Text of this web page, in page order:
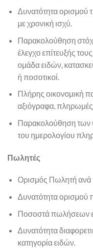
Δυνατότητα ορισμού
με χρονική ισχύ.
Παρακολούθηση
έλεγχο επίτευξής
ομάδα ειδών,
ή ποσοτικοί.
Πλήρης οικονομική
αξιόγραφα,
Παρακολούθηση των
του ημερολογίου
Πωλητές
Ορισμός Πωλητή ανά
Δυνατότητα
Ποσοστά πωλήσεων
Δυνατότητα
κατηγορία ειδών.